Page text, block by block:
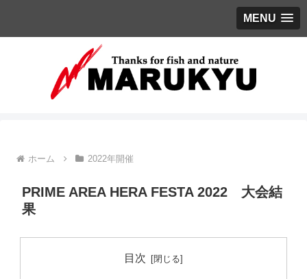
MENU
ホーム 2022年開催
PRIME AREA HERA FESTA 2022 大会結
果
目次